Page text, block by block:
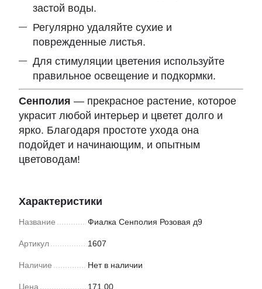
застой воды.
Регулярно удаляйте сухие и
поврежденные листья.
Для стимуляции цветения используйте
правильное освещение и подкормки.
Сенполия — прекрасное растение, которое
украсит любой интерьер и цветет долго и
ярко. Благодаря простоте ухода она
подойдет и начинающим, и опытным
цветоводам!
Характеристики
Название Фиалка Сенполия Розовая д9
Артикул 1607
Наличие Нет в наличии
Цена 171.00